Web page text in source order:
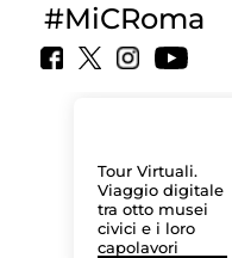
#MiCRoma
Tour Virtuali.
Viaggio digitale
tra otto musei
civici e i loro
capolavori